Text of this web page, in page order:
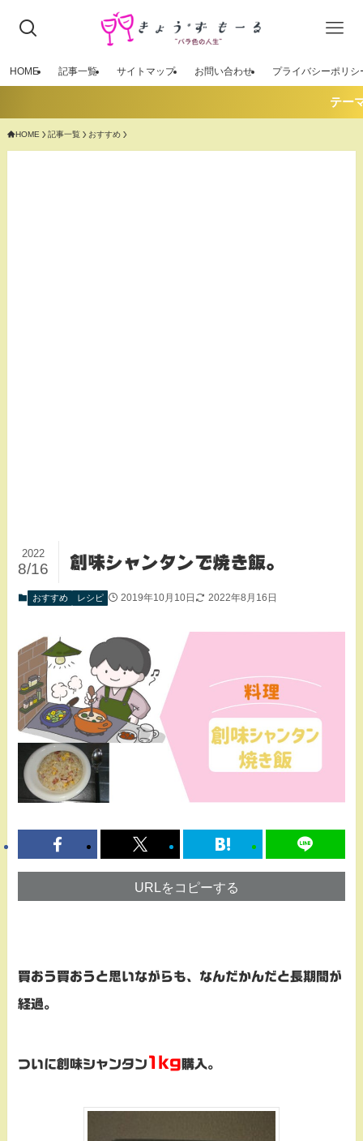
HOME 記事一覧 サイトマップ お問い合わせ プライバシーポリシ
テーマを「
HOME 記事一覧 おすすめ
創味シャンタンで焼き飯。
2022
8/16
おすすめ レシピ 2019年10月10日 2022年8月16日
URLをコピーする
買おう買おうと思いながらも、なんだかんだと長期間が
経過。
ついに創味シャンタン1kg購入。